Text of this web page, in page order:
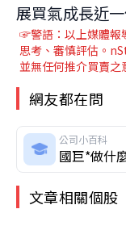
展買氣成長近一
☞警語：以上媒體報
思考、審慎評估。
並無任何推介買賣之
網友都在問
公司小百科
國巨*做什
文章相關個股